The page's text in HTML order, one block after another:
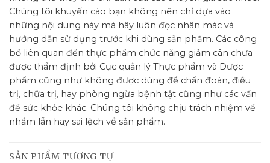
Chúng tôi khuyến cáo bạn không nên chỉ dựa vào
những nội dung này mà hãy luôn đọc nhãn mác và
hướng dẫn sử dụng trước khi dùng sản phẩm. Các công
bố liên quan đến thực phẩm chức năng giảm cân chưa
được thẩm định bởi Cục quản lý Thực phẩm và Dược
phẩm cũng như không được dùng để chẩn đoán, điều
trị, chữa trị, hay phòng ngừa bệnh tật cũng như các vấn
đề sức khỏe khác. Chúng tôi không chịu trách nhiệm về
nhầm lẫn hay sai lệch về sản phẩm.
SẢN PHẨM TƯƠNG TỰ